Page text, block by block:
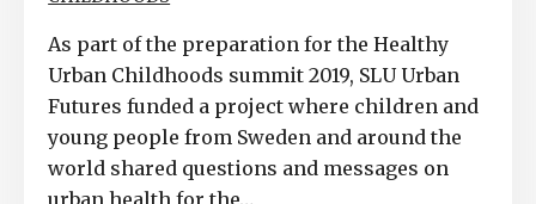
As part of the preparation for the Healthy
Urban Childhoods summit 2019, SLU Urban
Futures funded a project where children and
young people from Sweden and around the
world shared questions and messages on
urban health for the…